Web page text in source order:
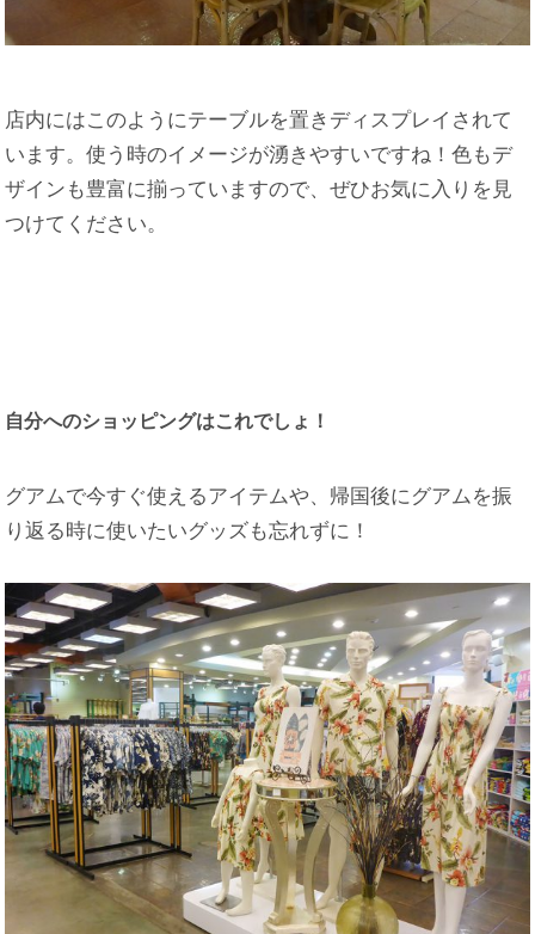
店内にはこのようにテーブルを置きディスプレイされて
います。使う時のイメージが湧きやすいですね！色もデ
ザインも豊富に揃っていますので、ぜひお気に入りを見
つけてください。
自分へのショッピングはこれでしょ！
グアムで今すぐ使えるアイテムや、帰国後にグアムを振
り返る時に使いたいグッズも忘れずに！